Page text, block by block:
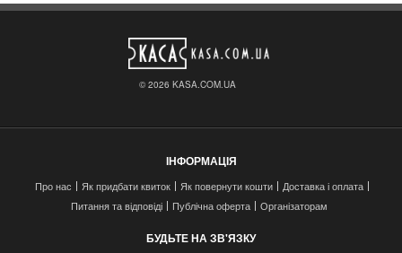
© 2026 KASA.COM.UA
ІНФОРМАЦІЯ
Про нас Як придбати квиток Як повернути кошти
Доставка і оплата
Питання та відповіді
Публічна оферта Організаторам
БУДЬТЕ НА ЗВ'ЯЗКУ